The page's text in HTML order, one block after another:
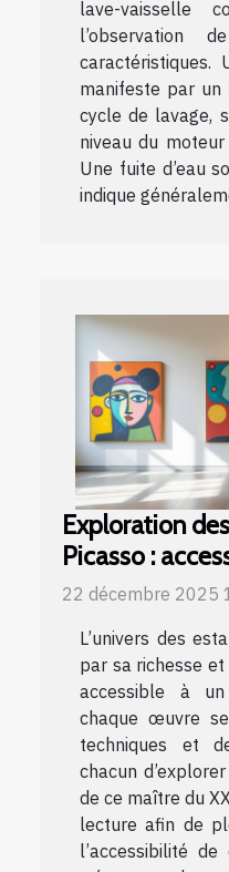
lave-vaisselle
l’observation
caractéristiques.
manifeste par
cycle de lavage,
niveau du moteur
Une fuite d’eau
indique
Exploration
Picasso :
22 décembre 2025
L’univers des
par sa richesse
accessible à
chaque œuvre
techniques et
chacun
de ce maître du
lecture afin de
l’accessibilité